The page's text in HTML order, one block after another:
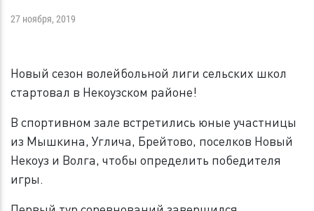
27 ноября, 2019
Новый сезон волейбольной лиги сельских школ
стартовал в Некоузском районе!
В спортивном зале встретились юные участницы
из Мышкина, Углича, Брейтово, поселков Новый
Некоуз и Волга, чтобы определить победителя
игры.